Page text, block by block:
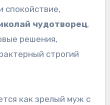
спокойствие,
чудотворец,
решения,
строгий
как зрелый муж с